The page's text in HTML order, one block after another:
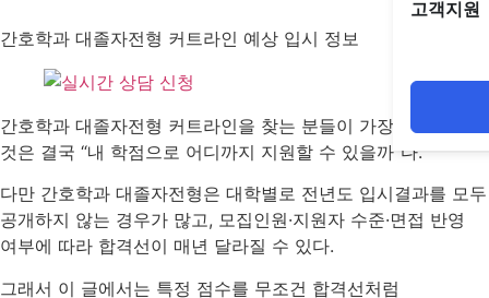
고객지원
간호학과 대졸자전형 커트라인 예상 입시 정보
간호학과 대졸자전형 커트라인을 찾는 분들이 가장 궁금해하는
것은 결국 “내 학점으로 어디까지 지원할 수 있을까”다.
다만 간호학과 대졸자전형은 대학별로 전년도 입시결과를 모두
공개하지 않는 경우가 많고, 모집인원·지원자 수준·면접 반영
여부에 따라 합격선이 매년 달라질 수 있다.
그래서 이 글에서는 특정 점수를 무조건 합격선처럼